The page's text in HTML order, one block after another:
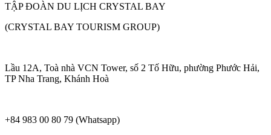
TẬP ĐOÀN DU LỊCH CRYSTAL BAY
(CRYSTAL BAY TOURISM GROUP)
Lầu 12A, Toà nhà VCN Tower, số 2 Tố Hữu, phường Phước Hải,
TP Nha Trang, Khánh Hoà
+84 983 00 80 79 (Whatsapp)